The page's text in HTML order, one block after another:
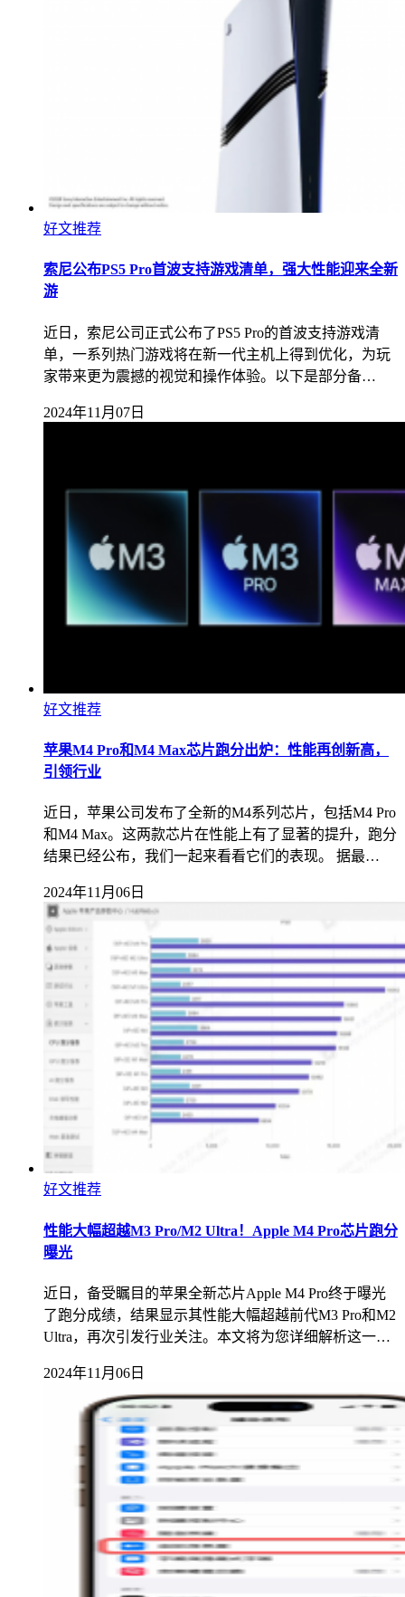
好文推荐
索尼公布PS5 Pro首波支持游戏清单，强大性能迎来全新
游
近日，索尼公司正式公布了PS5 Pro的首波支持游戏清
单，一系列热门游戏将在新一代主机上得到优化，为玩
家带来更为震撼的视觉和操作体验。以下是部分备…
2024年11月07日
好文推荐
苹果M4 Pro和M4 Max芯片跑分出炉：性能再创新高，
引领行业
近日，苹果公司发布了全新的M4系列芯片，包括M4 Pro
和M4 Max。这两款芯片在性能上有了显著的提升，跑分
结果已经公布，我们一起来看看它们的表现。 据最…
2024年11月06日
好文推荐
性能大幅超越M3 Pro/M2 Ultra！Apple M4 Pro芯片跑分
曝光
近日，备受瞩目的苹果全新芯片Apple M4 Pro终于曝光
了跑分成绩，结果显示其性能大幅超越前代M3 Pro和M2
Ultra，再次引发行业关注。本文将为您详细解析这一…
2024年11月06日